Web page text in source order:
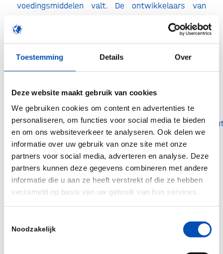
Toestemming Details Over
Deze website maakt gebruik van cookies
We gebruiken cookies om content en advertenties te
personaliseren, om functies voor social media te bieden
en om ons websiteverkeer te analyseren. Ook delen we
informatie over uw gebruik van onze site met onze
partners voor social media, adverteren en analyse. Deze
partners kunnen deze gegevens combineren met andere
informatie die u aan ze heeft verstrekt of die ze hebben
verzameld op basis van uw gebruik van hun services.
Noodzakelijk
voedingsmiddelen valt. De ontwikkelaars van
gecultiveerd vlees laten zich daar gelukkig niet
door weerhouden. Zij zetten zich er graag voor in
kunnen plukken van een duurzamere en
https://www.nu.nl/ondernemen/6081958/
willen-kweekburger-binnen-vijf-jaar-in-
nederlandse-supermarkt.html